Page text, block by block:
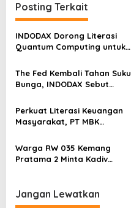
s
i
p
o
s
Posting Terkait
INDODAX Dorong Literasi
Quantum Computing untuk
Blockchain
The Fed Kembali Tahan Suku
Bunga, INDODAX Sebut
Sentimen Pasar
Perkuat Literasi Keuangan
Masyarakat, PT MBK
Karpet Masjid di Pakuhaji
Warga RW 035 Kemang
Pratama 2 Minta Kadiv
Metro Bekasi Kota
Jangan Lewatkan